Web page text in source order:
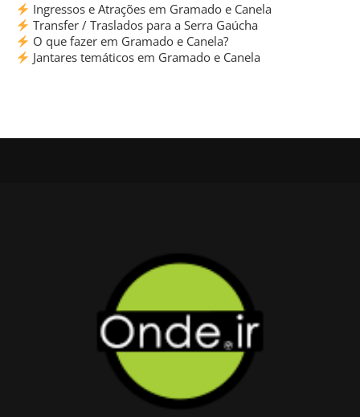
Ingressos e Atrações em Gramado e Canela
Transfer / Traslados para a Serra Gaúcha
O que fazer em Gramado e Canela?
Jantares temáticos em Gramado e Canela